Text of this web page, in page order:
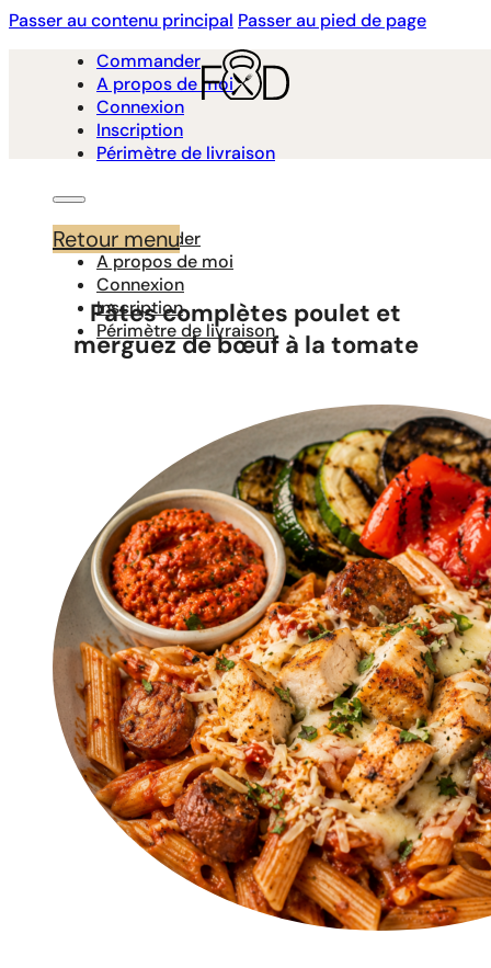
Passer au contenu principal Passer au pied de page
Commander
A propos de moi
Connexion
Inscription
Périmètre de livraison
Commander
A propos de moi
Connexion
Inscription
Périmètre de livraison
Retour menu
Pâtes complètes poulet et
merguez de bœuf à la tomate